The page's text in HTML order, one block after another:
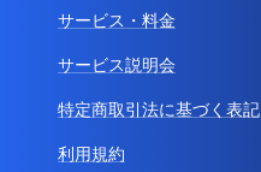
サービス・料金
サービス説明会
特定商取引法に基づく表記
利用規約